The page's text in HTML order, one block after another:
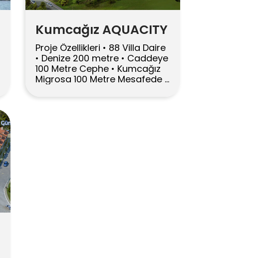
Kumcağız AQUACITY
Proje Özellikleri • 88 Villa Daire
• Denize 200 metre • Caddeye
100 Metre Cephe • Kumcağız
Migrosa 100 Metre Mesafede •
Veranda 14 m2 • 3+1